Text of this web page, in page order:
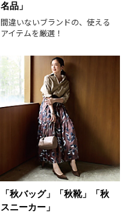
ラスト1
画像大
90件
人気順
価格が安い順
値下げ実施日順
名品」
間違いないブランドの、使える
アイテムを厳選！
「秋バッグ」「秋靴」「秋
スニーカー」